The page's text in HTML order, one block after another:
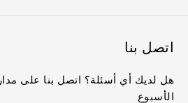
اتصل بنا
هل لديك أي أسئلة؟ اتصل بنا على
الأسبوع